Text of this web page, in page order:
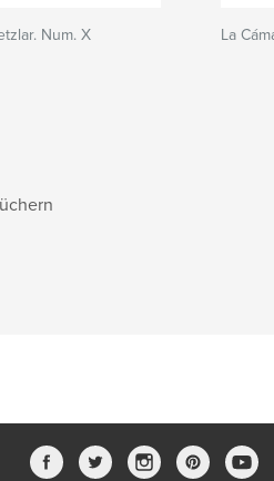
Num. X La